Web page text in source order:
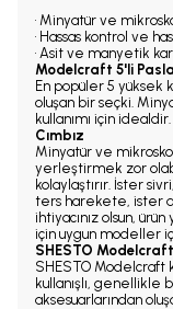
• Minyatür ve
• Hassas kontrol ve
• Asit ve manyetik
Modelcraft 5'li
En popüler 5 yüksek
oluşan bir seçki.
kullanımı için idealdir.
Cımbız
Minyatür ve
yerleştirmek zor
kolaylaştırır. İster
ters harekete, ister
ihtiyacınız olsun,
için uygun modeller
SHESTO
SHESTO Modelcraft
kullanışlı, genellikle
aksesuarlarından